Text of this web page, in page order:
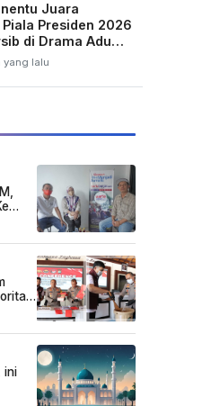
Juara
Presiden 2026
di Drama Adu
lalu
ini